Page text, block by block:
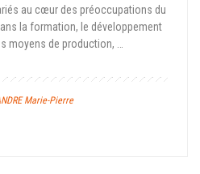
au cœur des préoccupations du
la formation, le développement
moyens de production, …
Marie-Pierre